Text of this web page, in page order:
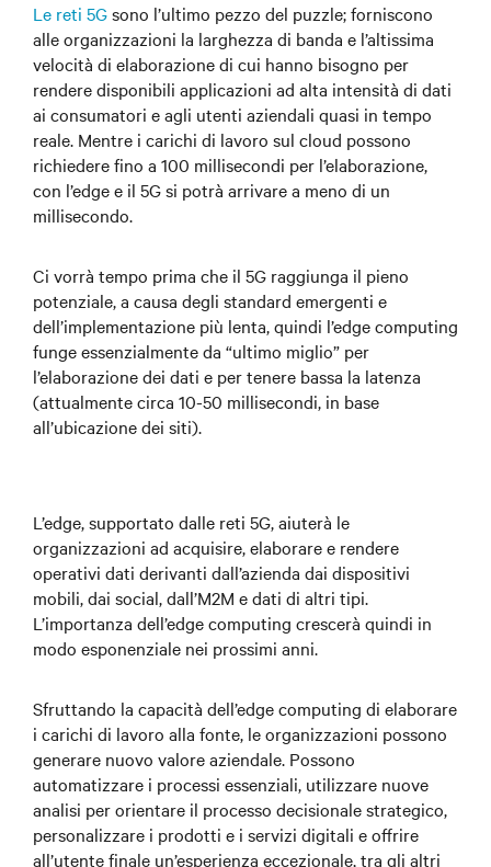
Le reti 5Gsono l’ultimo pezzo del puzzle; forniscono
alle organizzazioni la larghezza di banda e l’altissima
velocità di elaborazione di cui hanno bisogno per
rendere disponibili applicazioni ad alta intensità di dati
ai consumatori e agli utenti aziendali quasi in tempo
reale. Mentre i carichi di lavoro sul cloud possono
richiedere fino a 100 millisecondi per l’elaborazione,
con l’edge e il 5G si potrà arrivare a meno di un
millisecondo.
Ci vorrà tempo prima che il 5G raggiunga il pieno
potenziale, a causa degli standard emergenti e
dell’implementazione più lenta, quindi l’edge computing
funge essenzialmente da “ultimo miglio” per
l’elaborazione dei dati e per tenere bassa la latenza
(attualmente circa 10-50 millisecondi, in base
all’ubicazione dei siti).
L’edge, supportato dalle reti 5G, aiuterà le
organizzazioni ad acquisire, elaborare e rendere
operativi dati derivanti dall’azienda dai dispositivi
mobili, dai social, dall’M2M e dati di altri tipi.
L’importanza dell’edge computing crescerà quindi in
modo esponenziale nei prossimi anni.
Sfruttando la capacità dell’edge computing di elaborare
i carichi di lavoro alla fonte, le organizzazioni possono
generare nuovo valore aziendale. Possono
automatizzare i processi essenziali, utilizzare nuove
analisi per orientare il processo decisionale strategico,
personalizzare i prodotti e i servizi digitali e offrire
all’utente finale un’esperienza eccezionale, tra gli altri